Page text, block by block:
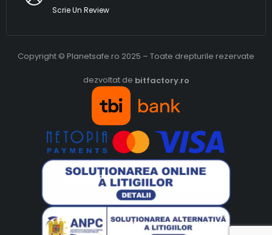
Scrie Un Review
Copyright © Planetsafe.ro 2025 – Toate drepturile rezervate
dezvoltat de bitfactory.ro